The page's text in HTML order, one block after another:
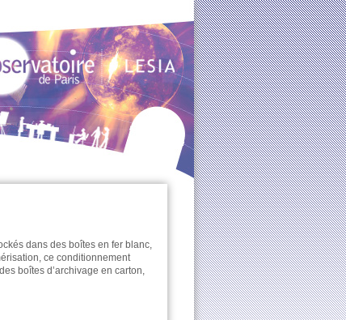
dans des boîtes en fer blanc,
ce conditionnement
boîtes d’archivage en carton,